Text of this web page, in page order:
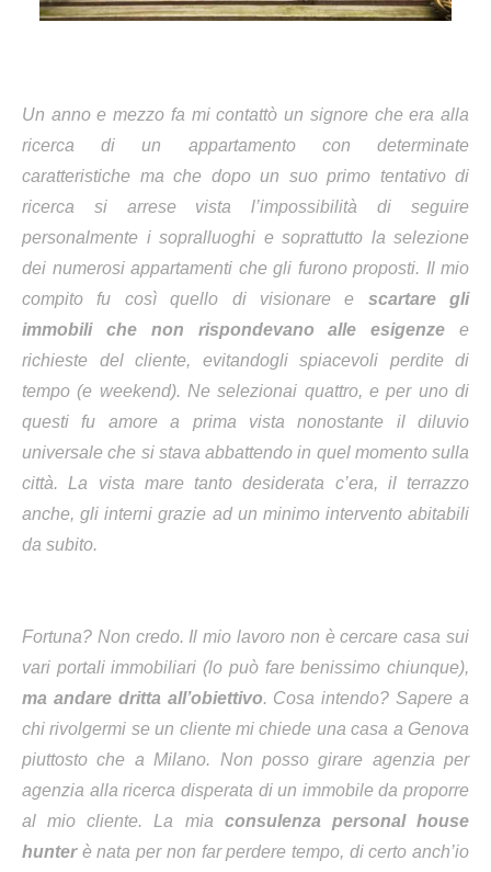
Un anno e mezzo fa mi contattò un signore che era alla
ricerca di un appartamento con determinate
caratteristiche ma che dopo un suo primo tentativo di
ricerca si arrese vista l’impossibilità di seguire
personalmente i sopralluoghi e soprattutto la selezione
dei numerosi appartamenti che gli furono proposti. Il mio
compito fu così quello di visionare e scartare gli
immobili che non rispondevano alle esigenze e
richieste del cliente, evitandogli spiacevoli perdite di
tempo (e weekend). Ne selezionai quattro, e per uno di
questi fu amore a prima vista nonostante il diluvio
universale che si stava abbattendo in quel momento sulla
città. La vista mare tanto desiderata c’era, il terrazzo
anche, gli interni grazie ad un minimo intervento abitabili
da subito.
Fortuna? Non credo. Il mio lavoro non è cercare casa sui
vari portali immobiliari (lo può fare benissimo chiunque),
ma andare dritta all’obiettivo. Cosa intendo? Sapere a
chi rivolgermi se un cliente mi chiede una casa a Genova
piuttosto che a Milano. Non posso girare agenzia per
agenzia alla ricerca disperata di un immobile da proporre
al mio cliente. La mia consulenza personal house
hunterè nata per non far perdere tempo, di certo anch’io